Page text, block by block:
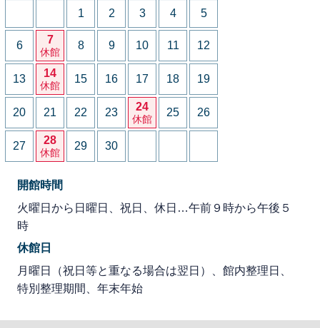
1 2 3 4 5
6 7
休館
8 9 10 11 12
13 14
休館
15 16 17 18 19
20 21 22 23 24
休館
25 26
27 28
休館
29 30
開館時間
火曜日から日曜日、祝日、休日…午前９時から午後５
時
休館日
月曜日（祝日等と重なる場合は翌日）、館内整理日、
特別整理期間、年末年始